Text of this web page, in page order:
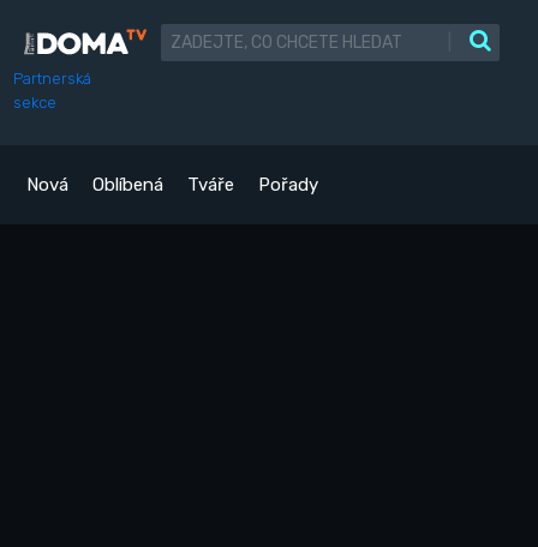
Partnerská
sekce
Nová Oblíbená Tváře Pořady